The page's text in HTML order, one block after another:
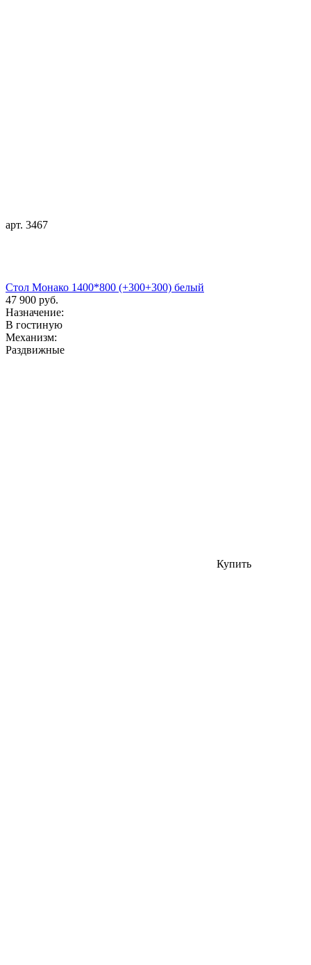
арт. 3467
Стол Монако 1400*800 (+300+300) белый
47 900 руб.
Назначение:
В гостиную
Механизм:
Раздвижные
Купить